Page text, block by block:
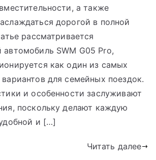
а также
дорогой в полной
рассматривается
SWM G05 Pro,
как один из самых
для семейных поездок.
и особенности заслуживают
поскольку делают каждую
и […]
Читать далее